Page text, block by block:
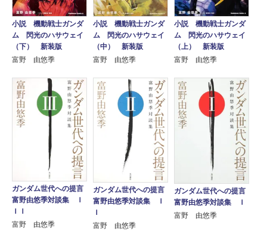
小説 機動戦士ガンダ
ム 閃光のハサウェイ
（下） 新装版
富野 由悠季
小説 機動戦士ガンダ
ム 閃光のハサウェイ
（中） 新装版
富野 由悠季
小説 機動戦士ガンダ
ム 閃光のハサウェイ
（上） 新装版
富野 由悠季
ガンダム世代への提言
富野由悠季対談集 Ｉ
ＩＩ
富野 由悠季
ガンダム世代への提言
富野由悠季対談集 Ｉ
Ｉ
富野 由悠季
ガンダム世代への提言
富野由悠季対談集 Ｉ
富野 由悠季